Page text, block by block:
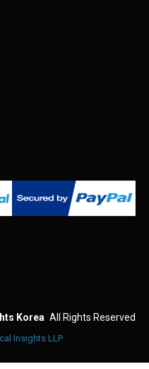
Korea All Rights Reserved
Insights LLP